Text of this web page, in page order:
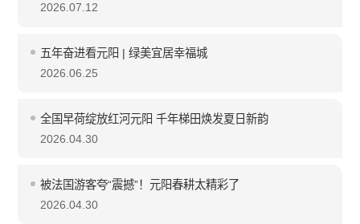
2026.07.12
五年奋进看元阳 | 绿美宜居幸福城
2026.06.25
全国早荷绽放红河元阳 千年梯田焕发夏日新韵
2026.04.30
被法国游客夸“震撼”！元阳春耕太精彩了
2026.04.30